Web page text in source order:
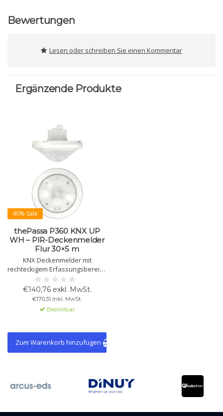
Bewertungen
Lesen oder schreiben Sie einen Kommentar
Ergänzende Produkte
40% Sale
thePassa P360 KNX UP
WH – PIR-Deckenmelder
Flur 30×5 m
KNX Deckenmelder mit
rechteckigem Erfassungsbereich
30×5 m, 2 Zonen, 4 Kanäle,
Lauflicht, Konstantlichtregelung,
Szenen und manuelle
Steuerung.
€140,76 exkl. MwSt.
€170,31 Inkl. MwSt.
Bestellbar
Zum Warenkorb hinzufügen